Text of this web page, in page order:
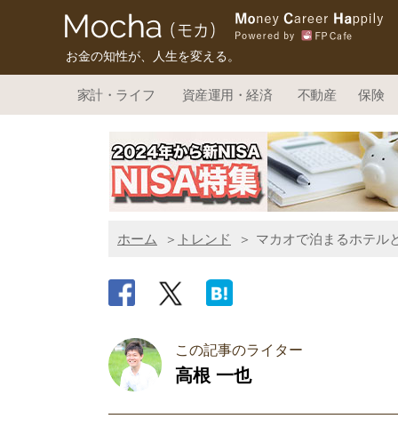
お金の知性が、人生を変える。
家計・ライフ 資産運用・経済 不動産 保険
ホーム トレンド マカオで泊まるホテル
この記事のライター
高根 一也